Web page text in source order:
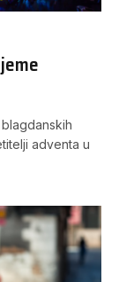
adventa u